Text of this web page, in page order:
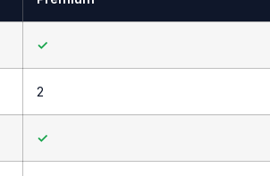
✓
2
✓